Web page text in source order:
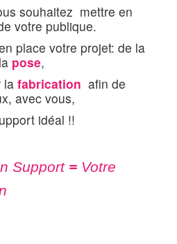
souhaitez mettre en
votre publique.
place votre projet: de la
pose,
la fabrication afin de
avec vous,
idéal !!
Support = Votre